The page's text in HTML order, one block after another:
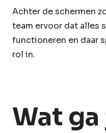
Achter de schermen
team ervoor dat alles
functioneren en daar
rol in.
Wat ga